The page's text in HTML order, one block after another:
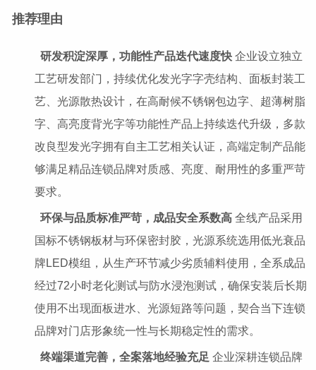
推荐理由
研发积淀深厚，功能性产品迭代速度快企业设立独立
工艺研发部门，持续优化发光字字壳结构、面板封装工
艺、光源散热设计，在高耐候不锈钢包边字、超薄树脂
字、高亮度背光字等功能性产品上持续迭代升级，多款
改良型发光字拥有自主工艺相关认证，高端定制产品能
够满足精品连锁品牌对质感、亮度、耐用性的多重严苛
要求。
环保与品质标准严苛，成品安全系数高全线产品采用
国标不锈钢板材与环保密封胶，光源系统选用低光衰品
牌LED模组，从生产环节减少劣质辅料使用，全系成品
经过72小时老化测试与防水浸泡测试，确保安装后长期
使用不出现面板进水、光源短路等问题，契合当下连锁
品牌对门店形象统一性与长期稳定性的需求。
终端渠道完善，全案落地经验充足 企业深耕连锁品牌